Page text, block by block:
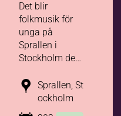
Det blir
folkmusik för
unga på
Sprallen i
Stockholm den
Dans, konsert,
jam och
mycket mer!
Sprallen, St
ockholm